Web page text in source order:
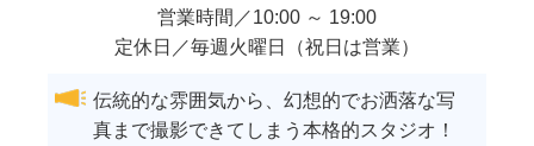
営業時間／10:00 ～ 19:00
定休日／毎週火曜日（祝日は営業）
伝統的な雰囲気から、幻想的でお洒落な写
真まで撮影できてしまう本格的スタジオ！